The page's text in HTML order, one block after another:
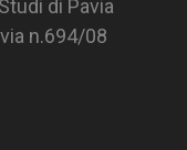
di Pavia
n.694/08